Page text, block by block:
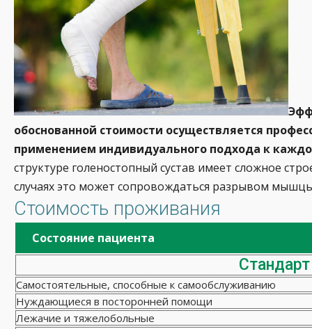
обоснованной стоимости осуществляется
применением индивидуального подхода к
структуре голеностопный сустав имеет сложное
случаях это может сопровождаться разрывом
Стоимость проживания
Состояние пациента
Стандарт
Самостоятельные, способные к самообслуживанию
Нуждающиеся в посторонней помощи
Лежачие и тяжелобольные